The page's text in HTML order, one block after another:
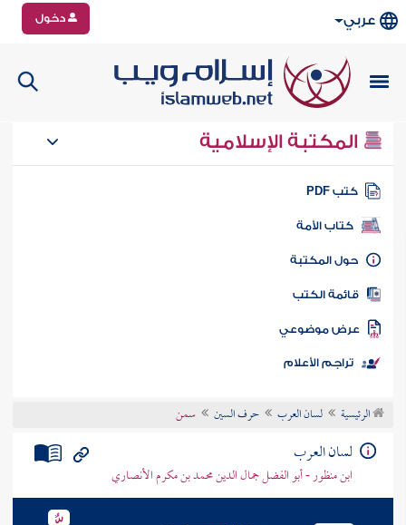
عربي دخول
المكتبة الإسلامية
كتب PDF
كتاب الأمة
المكتبة
الكتب
موضوعي
تراجم الأعلام
الرئيسية لسان العرب حرف السين سمن
لسان العرب
ابن منظور - أبو الفضل جمال الدين محمد بن مكرم الأنصاري